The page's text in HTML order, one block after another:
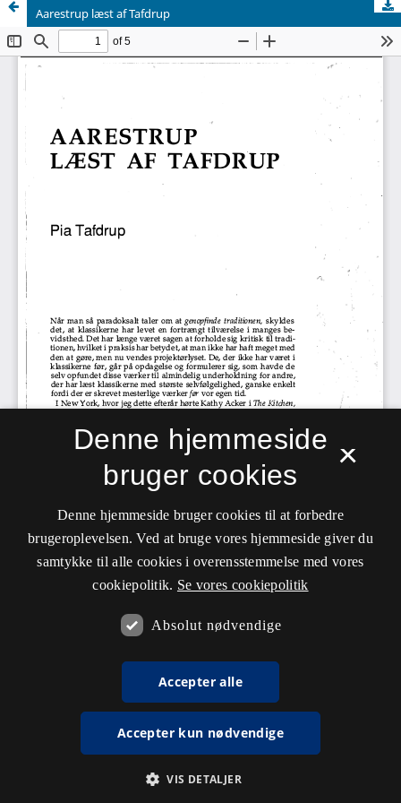
Aarestrup læst af Tafdrup
×
Denne hjemmeside
bruger cookies
Denne hjemmeside bruger cookies til at forbedre
brugeroplevelsen. Ved at bruge vores hjemmeside giver du
samtykke til alle cookies i overensstemmelse med vores
cookiepolitik. Se vores cookiepolitik
Absolut nødvendige
Accepter alle
Accepter kun nødvendige
VIS DETALJER